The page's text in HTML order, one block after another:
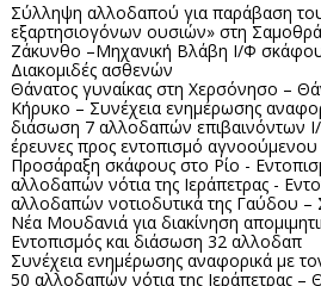
Σύλληψη αλλοδαπού για παράβαση
εξαρτησιογόνων ουσιών» στη
Ζάκυνθο –Μηχανική Βλάβη Ι/Φ
Διακομιδές ασθενών
Θάνατος γυναίκας στη Χερσόνησο –
Κήρυκο – Συνέχεια ενημέρωσης
διάσωση 7 αλλοδαπών επιβαινόντων
έρευνες προς εντοπισμό
Προσάραξη σκάφους στο Ρίο -
αλλοδαπών νότια της Ιεράπετρας -
αλλοδαπών νοτιοδυτικά της Γαύδου
Νέα Μουδανιά για διακίνηση
Εντοπισμός και διάσωση 32 αλλοδαπ
Συνέχεια ενημέρωσης αναφορικά με
50 αλλοδαπών νότια της Ιεράπετρας –